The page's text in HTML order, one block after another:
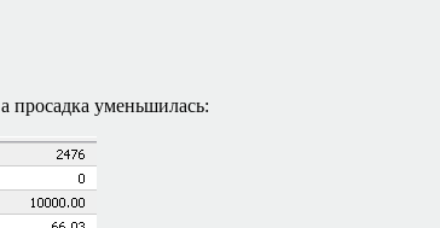
просадка уменьшилась: